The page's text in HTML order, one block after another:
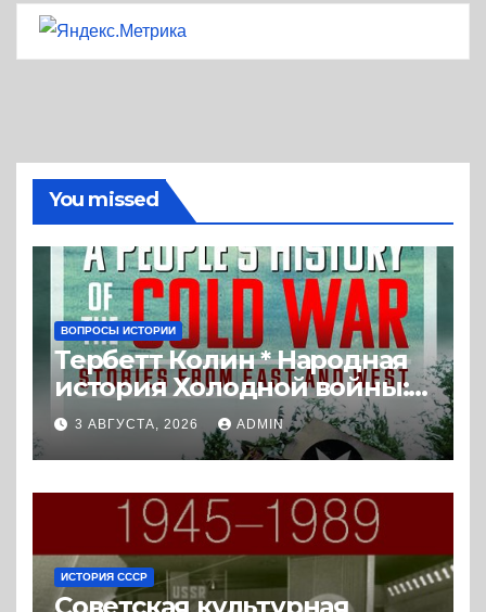
You missed
ВОПРОСЫ ИСТОРИИ
Тербетт Колин * Народная
история Холодной войны:
истории с Востока и Запада
(2023) * Реферат книги
3 АВГУСТА, 2026 ADMIN
ИСТОРИЯ СССР